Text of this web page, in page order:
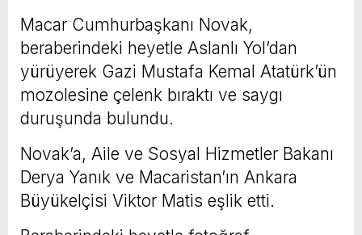
Macar Cumhurbaşkanı Novak,
beraberindeki heyetle Aslanlı Yol’dan
yürüyerek Gazi Mustafa Kemal Atatürk’ün
mozolesine çelenk bıraktı ve saygı
duruşunda bulundu.
Novak’a, Aile ve Sosyal Hizmetler Bakanı
Derya Yanık ve Macaristan’ın Ankara
Büyükelçisi Viktor Matis eşlik etti.